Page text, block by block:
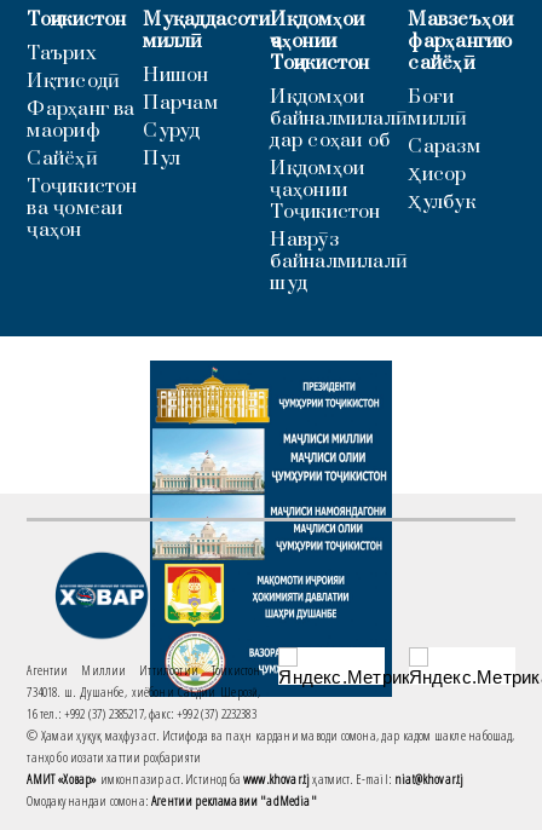
Тоҷикистон
Таърих
Иқтисодӣ
Фарҳанг ва
маориф
Сайёҳӣ
Тоҷикистон
ва ҷомеаи
ҷаҳон
Муқаддасоти
миллӣ
Нишон
Парчам
Суруд
Пул
Иқдомҳои
ҷаҳонии
Тоҷикистон
Иқдомҳои
байналмилалӣ
дар соҳаи об
Иқдомҳои
ҷаҳонии
Тоҷикистон
Наврӯз
байналмилалӣ
шуд
Мавзеъҳои
фарҳангию
сайёҳӣ
Боғи
миллӣ
Саразм
Ҳисор
Ҳулбук
Агентии Миллии Иттилоотии Тоҷикистон
734018. ш. Душанбе, хиёбони Саъдии Шерозӣ,
16 тел.: +992 (37) 2385217, факс: +992 (37) 2232383
© Ҳамаи ҳуқуқ маҳфуз аст. Истифода ва паҳн кардани маводи сомона, дар кадом шакле набошад,
танҳо бо иҷозати хаттии роҳбарияти
АМИТ «Ховар» имконпазир аст. Истинод баwww.khovar.tjҳатмист. E-mail: niat@khovar.tj
Омодакунандаи сомона:Агентии рекламавии "adMedia"